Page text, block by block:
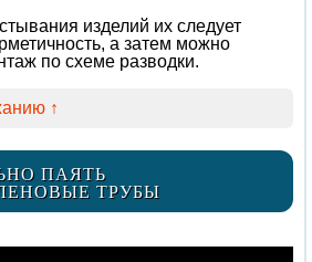
изделий их следует
а затем можно
по схеме разводки.
↑
ПАЯТЬ
ТРУБЫ